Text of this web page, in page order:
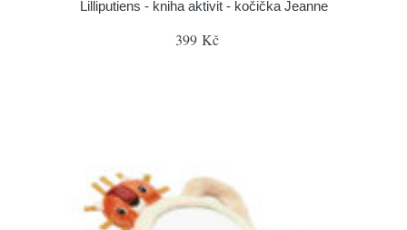
Lilliputiens - kniha aktivit - kočička Jeanne
399 Kč